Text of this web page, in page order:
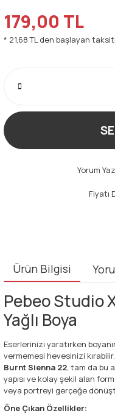
179,00 TL
* 21,68 TL den başlayan
Yorum Yaz
Fiyatı
Ürün Bilgisi
Pebeo Studio
Yağlı Boya
Eserlerinizi yaratırken
vermemesi hevesinizi kırabilir.
Burnt Sienna 22, tam da bu
yapısı ve kolay şekil alan
veya portreyi gerçeğe
Öne Çıkan Özellikler: